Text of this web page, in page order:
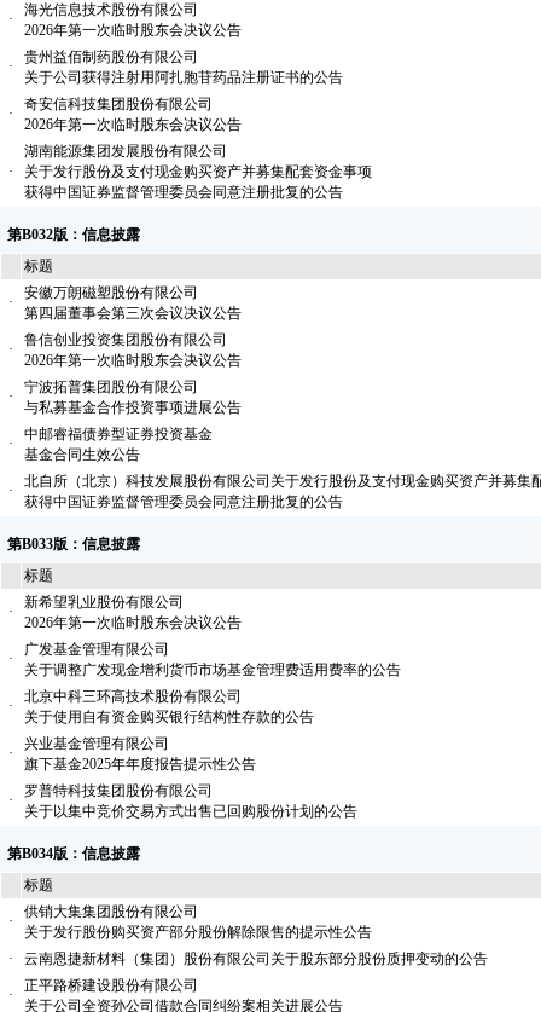
·
海光信息技术股份有限公司
2026年第一次临时股东会决议公告
·
贵州益佰制药股份有限公司
关于公司获得注射用阿扎胞苷药品注册证书的公告
·
奇安信科技集团股份有限公司
2026年第一次临时股东会决议公告
·
湖南能源集团发展股份有限公司
关于发行股份及支付现金购买资产并募集配套资金事项
获得中国证券监督管理委员会同意注册批复的公告
第B032版：信息披露
标题
·
安徽万朗磁塑股份有限公司
第四届董事会第三次会议决议公告
·
鲁信创业投资集团股份有限公司
2026年第一次临时股东会决议公告
·
宁波拓普集团股份有限公司
与私募基金合作投资事项进展公告
·
中邮睿福债券型证券投资基金
基金合同生效公告
·
北自所（北京）科技发展股份有限公司关于发行股份及支付现金购买资产并募集
获得中国证券监督管理委员会同意注册批复的公告
第B033版：信息披露
标题
·
新希望乳业股份有限公司
2026年第一次临时股东会决议公告
·
广发基金管理有限公司
关于调整广发现金增利货币市场基金管理费适用费率的公告
·
北京中科三环高技术股份有限公司
关于使用自有资金购买银行结构性存款的公告
·
兴业基金管理有限公司
旗下基金2025年年度报告提示性公告
·
罗普特科技集团股份有限公司
关于以集中竞价交易方式出售已回购股份计划的公告
第B034版：信息披露
标题
·
供销大集集团股份有限公司
关于发行股份购买资产部分股份解除限售的提示性公告
·
云南恩捷新材料（集团）股份有限公司关于股东部分股份质押变动的公告
·
正平路桥建设股份有限公司
关于公司全资孙公司借款合同纠纷案相关进展公告